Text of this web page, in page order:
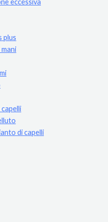
eccessiva
plus
di capelli